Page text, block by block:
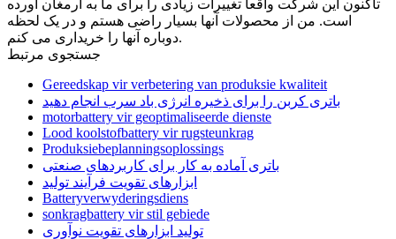
تاکنون این شرکت واقعاً تغییرات زیادی را برای ما به ارمغان آورده
است. من از محصولات آنها بسیار راضی هستم و در یک لحظه
دوباره آنها را خریداری می کنم.
جستجوی مرتبط
Gereedskap vir verbetering van produksie kwaliteit
باتری کربن را برای ذخیره انرژی باد سرب انجام دهید
motorbattery vir geoptimaliseerde dienste
Lood koolstofbattery vir rugsteunkrag
Produksiebeplanningsoplossings
باتری آماده به کار برای کاربردهای صنعتی
ابزارهای تقویت فرآیند تولید
Batteryverwyderingsdiens
sonkragbattery vir stil gebiede
تولید ابزارهای تقویت نوآوری